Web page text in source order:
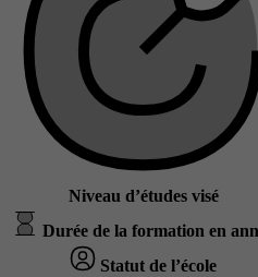
Niveau d’études visé
Durée de la formation en
Statut de l’école